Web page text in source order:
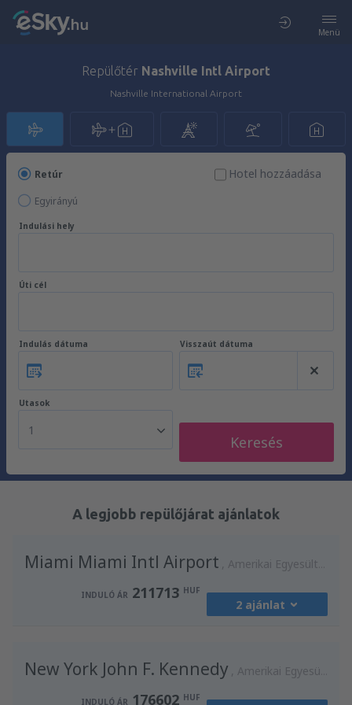
Menü
Repülőtér Nashville Intl Airport
Nashville International Airport
Retúr
Egyirányú
Hotel hozzáadása
Indulási hely
Úti cél
Indulás dátuma Visszaút dátuma
Utasok
1
Keresés
A legjobb repülőjárat ajánlatok
Miami Miami Intl Airport Amerikai Egyesült Államok
INDULÓ ÁR 211713 HUF
2 ajánlat
INDULÓ ÁR 211713HUF
New York John F. Kennedy Amerikai Egyesült Államok
INDULÓ ÁR 176602 HUF